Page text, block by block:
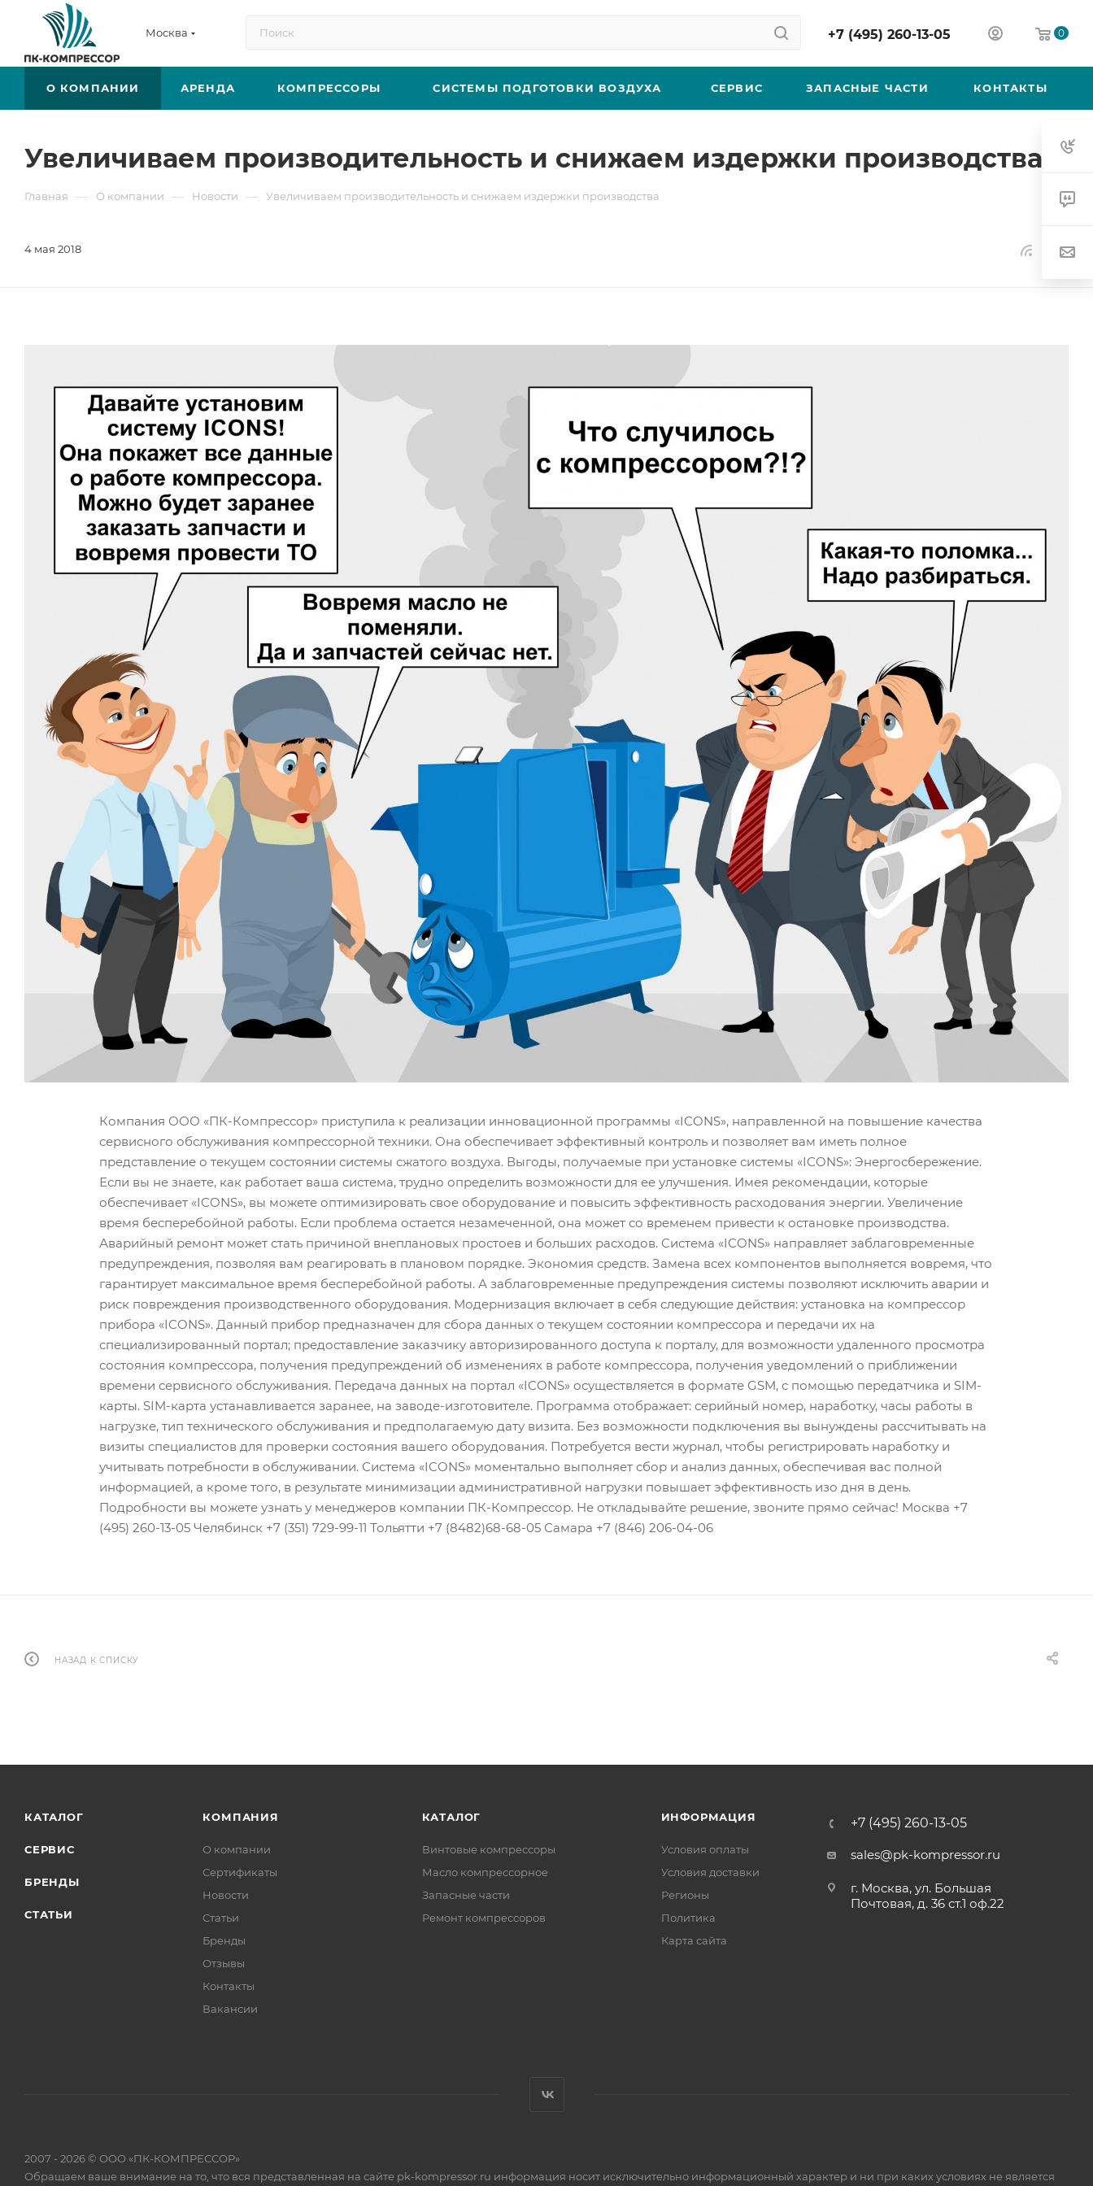
Москва +7 (495) 260-13-05 0
О КОМПАНИИ АРЕНДА КОМПРЕССОРЫ СИСТЕМЫ ПОДГОТОВКИ ВОЗДУХА СЕРВИС ЗАПАСНЫЕ ЧАСТИ КОНТАКТЫ
Увеличиваем производительность и снижаем издержки производства
Главная — О компании — Новости — Увеличиваем производительность и снижаем издержки производства
4 мая 2018
Компания ООО «ПК-Компрессор» приступила к реализации инновационной программы «ICONS», направленной на повышение качества
сервисного обслуживания компрессорной техники. Она обеспечивает эффективный контроль и позволяет вам иметь полное
представление о текущем состоянии системы сжатого воздуха. Выгоды, получаемые при установке системы «ICONS»: Энергосбережение.
Если вы не знаете, как работает ваша система, трудно определить возможности для ее улучшения. Имея рекомендации, которые
обеспечивает «ICONS», вы можете оптимизировать свое оборудование и повысить эффективность расходования энергии. Увеличение
время бесперебойной работы. Если проблема остается незамеченной, она может со временем привести к остановке производства.
Аварийный ремонт может стать причиной внеплановых простоев и больших расходов. Система «ICONS» направляет заблаговременные
предупреждения, позволяя вам реагировать в плановом порядке. Экономия средств. Замена всех компонентов выполняется вовремя, что
гарантирует максимальное время бесперебойной работы. А заблаговременные предупреждения системы позволяют исключить аварии и
риск повреждения производственного оборудования. Модернизация включает в себя следующие действия: установка на компрессор
прибора «ICONS». Данный прибор предназначен для сбора данных о текущем состоянии компрессора и передачи их на
специализированный портал; предоставление заказчику авторизированного доступа к порталу, для возможности удаленного просмотра
состояния компрессора, получения предупреждений об изменениях в работе компрессора, получения уведомлений о приближении
времени сервисного обслуживания. Передача данных на портал «ICONS» осуществляется в формате GSM, с помощью передатчика и SIM-
карты. SIM-карта устанавливается заранее, на заводе-изготовителе. Программа отображает: серийный номер, наработку, часы работы в
нагрузке, тип технического обслуживания и предполагаемую дату визита. Без возможности подключения вы вынуждены рассчитывать на
визиты специалистов для проверки состояния вашего оборудования. Потребуется вести журнал, чтобы регистрировать наработку и
учитывать потребности в обслуживании. Система «ICONS» моментально выполняет сбор и анализ данных, обеспечивая вас полной
информацией, а кроме того, в результате минимизации административной нагрузки повышает эффективность изо дня в день.
Подробности вы можете узнать у менеджеров компании ПК-Компрессор. Не откладывайте решение, звоните прямо сейчас! Москва +7
(495) 260-13-05 Челябинск +7 (351) 729-99-11 Тольятти +7 (8482)68-68-05 Самара +7 (846) 206-04-06
НАЗАД К СПИСКУ
КАТАЛОГ
СЕРВИС
БРЕНДЫ
СТАТЬИ
КОМПАНИЯ
О компании
Сертификаты
Новости
Статьи
Бренды
Отзывы
Контакты
Вакансии
КАТАЛОГ
Винтовые компрессоры
Масло компрессорное
Запасные части
Ремонт компрессоров
ИНФОРМАЦИЯ
Условия оплаты
Условия доставки
Регионы
Политика
Карта сайта
+7 (495) 260-13-05
sales@pk-kompressor.ru
г. Москва, ул. Большая
Почтовая, д. 36 ст.1 оф.22
2007 - 2026 © ООО «ПК-КОМПРЕССОР»
Обращаем ваше внимание на то, что вся представленная на сайте pk-kompressor.ru информация носит исключительно информационный характер и ни при каких условиях не является